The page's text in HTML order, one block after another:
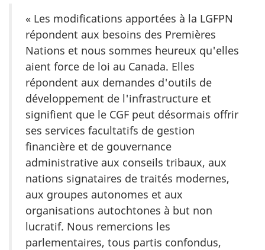
« Les modifications apportées à la LGFPN
répondent aux besoins des Premières
Nations et nous sommes heureux qu'elles
aient force de loi au Canada. Elles
répondent aux demandes d'outils de
développement de l'infrastructure et
signifient que le CGF peut désormais offrir
ses services facultatifs de gestion
financière et de gouvernance
administrative aux conseils tribaux, aux
nations signataires de traités modernes,
aux groupes autonomes et aux
organisations autochtones à but non
lucratif. Nous remercions les
parlementaires, tous partis confondus,